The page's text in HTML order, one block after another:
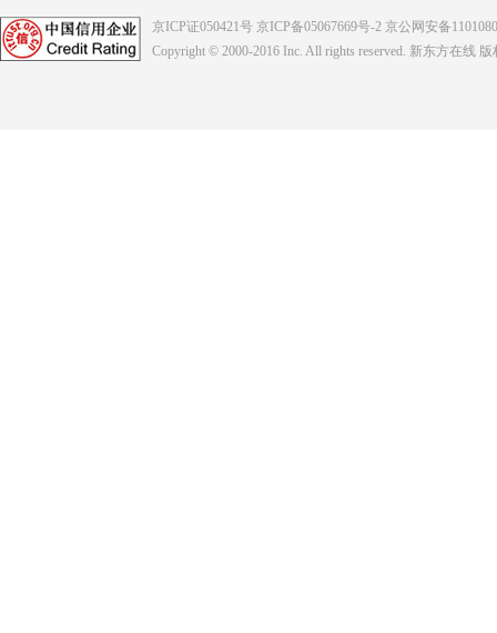
京ICP证050421号 京ICP备05067669号-2 京公网安备
Copyright © 2000-2016 Inc. All rights reserved. 新东方在线